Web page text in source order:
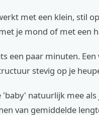
met een klein, stil
je mond of met een
een paar minuten.
stevig op je
'baby' natuurlijk mee
van gemiddelde